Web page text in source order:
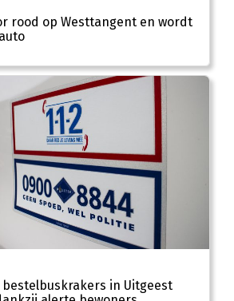
rood op Westtangent en wordt
bestelbuskrakers in Uitgeest